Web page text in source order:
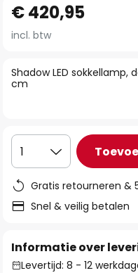
naar
het
van
de
Shadow LED
cm
€ 420,95
incl. btw
1
Gratis retourneren &
Snel & veilig betalen
Informatie over
Levertijd: 8 - 12